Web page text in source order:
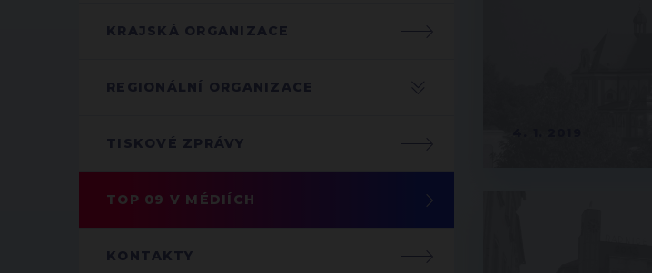
KRAJSKÁ ORGANIZACE
REGIONÁLNÍ ORGANIZACE
TISKOVÉ ZPRÁVY
TOP 09 V MÉDIÍCH
KONTAKTY